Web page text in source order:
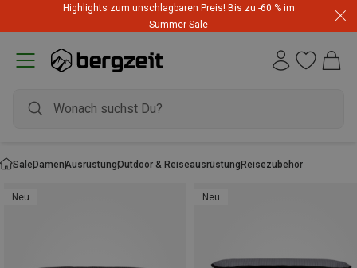
Highlights zum unschlagbaren Preis! Bis zu -60 % im
Summer Sale
SaleDamenAusrüstungOutdoor & ReiseausrüstungReisezubehör
Neu Neu